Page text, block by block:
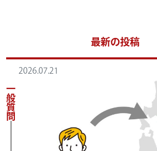
最新の投稿
2026.07.21
一般質問